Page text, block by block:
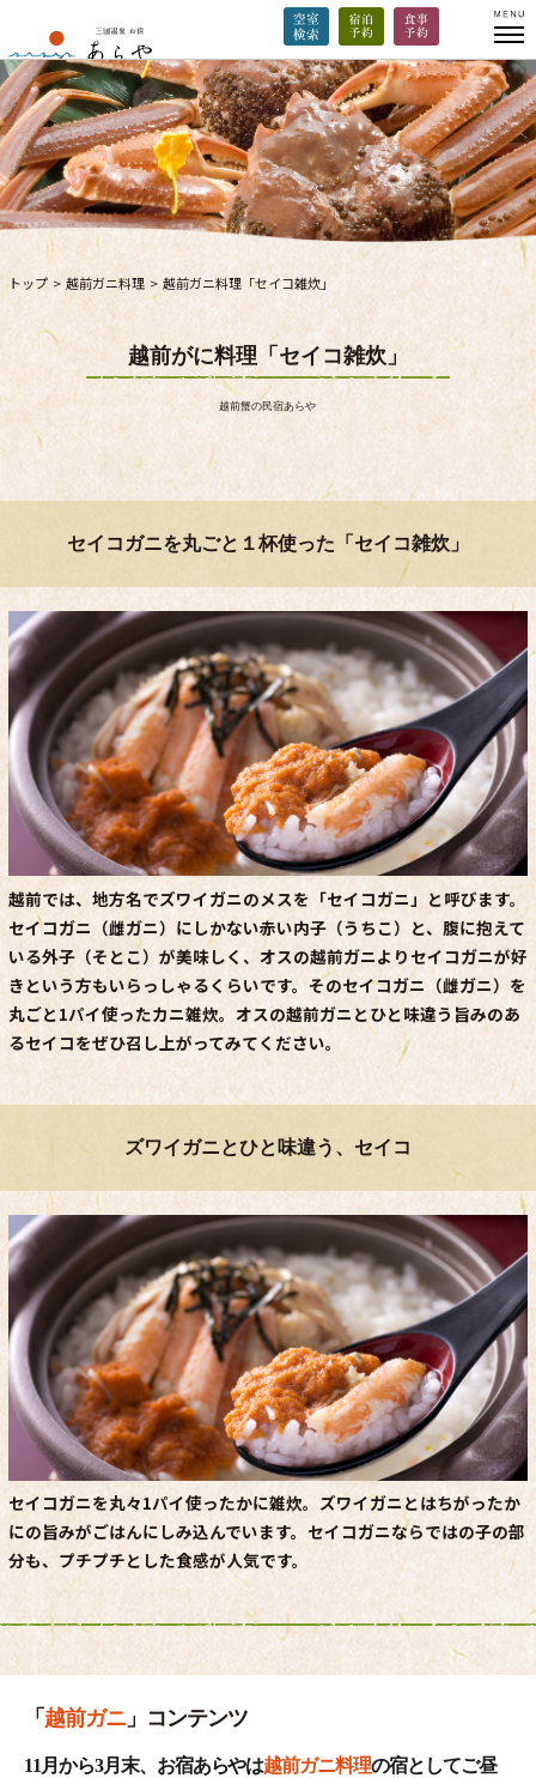
トップ >越前ガニ料理 > 越前ガニ料理「セイコ雑炊」
越前がに料理「セイコ雑炊」
越前蟹の民宿あらや
セイコガニを丸ごと１杯使った「セイコ雑炊」
越前では、地方名でズワイガニのメスを「セイコガニ」と呼びます。
セイコガニ（雌ガニ）にしかない赤い内子（うちこ）と、腹に抱えて
いる外子（そとこ）が美味しく、オスの越前ガニよりセイコガニが好
きという方もいらっしゃるくらいです。そのセイコガニ（雌ガニ）を
丸ごと1パイ使ったカニ雑炊。オスの越前ガニとひと味違う旨みのあ
るセイコをぜひ召し上がってみてください。
ズワイガニとひと味違う、セイコ
セイコガニを丸々1パイ使ったかに雑炊。ズワイガニとはちがったか
にの旨みがごはんにしみ込んでいます。セイコガニならではの子の部
分も、プチプチとした食感が人気です。
「 越前ガニ」コンテンツ
11月から3月末、お宿あらやは越前ガニ料理の宿としてご昼